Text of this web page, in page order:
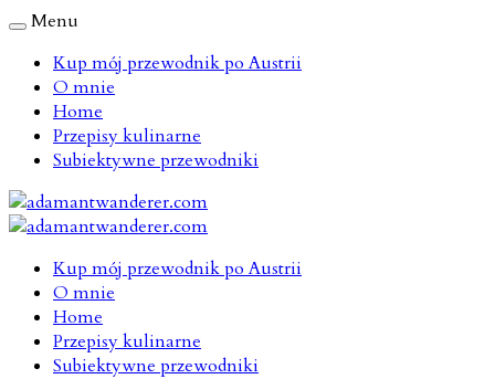
Menu
Kup mój przewodnik po Austrii
O mnie
Home
Przepisy kulinarne
Subiektywne przewodniki
Kup mój przewodnik po Austrii
O mnie
Home
Przepisy kulinarne
Subiektywne przewodniki